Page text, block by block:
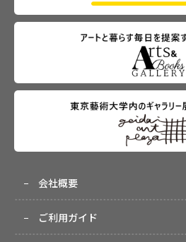
会社概要
ご利用ガイド